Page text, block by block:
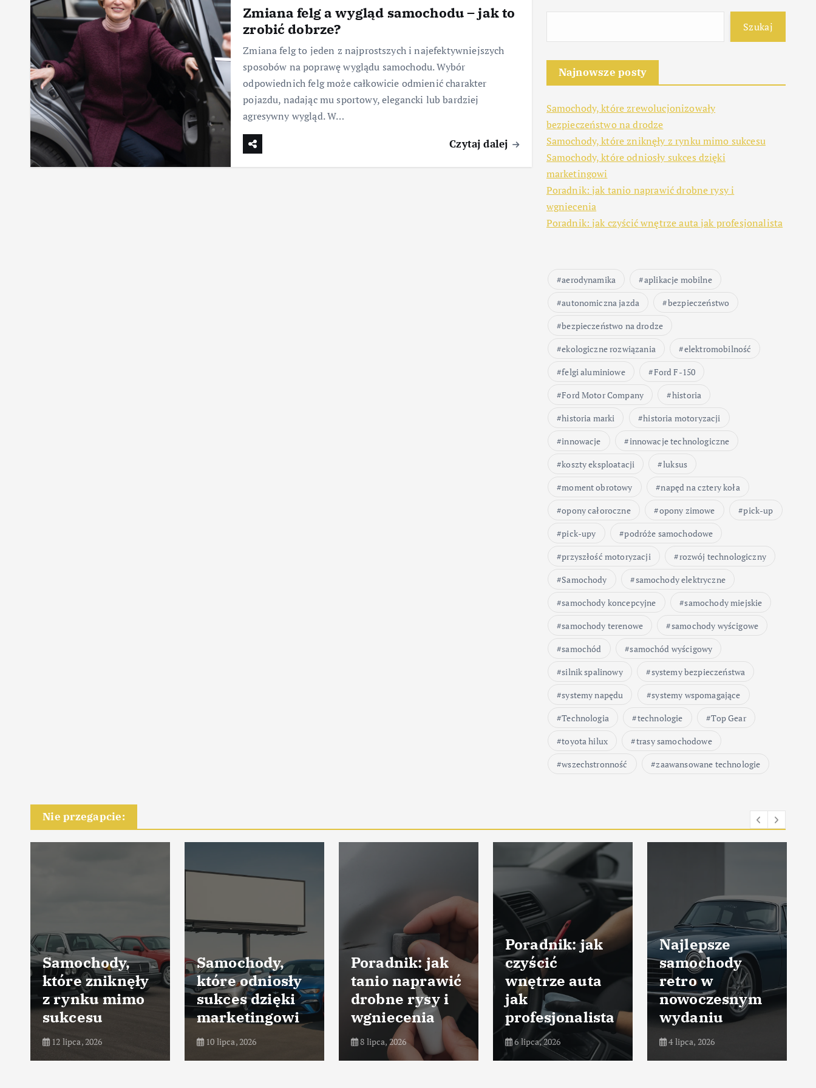
Zmiana felg a wygląd samochodu – jak to
zrobić dobrze?
Zmiana felg to jeden z najprostszych i najefektywniejszych
sposobów na poprawę wyglądu samochodu. Wybór
odpowiednich felg może całkowicie odmienić charakter
pojazdu, nadając mu sportowy, elegancki lub bardziej
agresywny wygląd. W…
Czytaj dalej
Szukaj
Najnowsze posty
Samochody, które zrewolucjonizowały
bezpieczeństwo na drodze
Samochody, które zniknęły z rynku mimo sukcesu
Samochody, które odniosły sukces dzięki
marketingowi
Poradnik: jak tanio naprawić drobne rysy i
wgniecenia
Poradnik: jak czyścić wnętrze auta jak profesjonalista
aerodynamika
aplikacje mobilne
autonomiczna jazda
bezpieczeństwo
bezpieczeństwo na drodze
ekologiczne rozwiązania
elektromobilność
felgi aluminiowe
Ford F-150
Ford Motor Company
historia
historia marki
historia motoryzacji
innowacje
innowacje technologiczne
koszty eksploatacji
luksus
moment obrotowy
napęd na cztery koła
opony całoroczne
opony zimowe
pick-up
pick-upy
podróże samochodowe
przyszłość motoryzacji
rozwój technologiczny
Samochody
samochody elektryczne
samochody koncepcyjne
samochody miejskie
samochody terenowe
samochody wyścigowe
samochód
samochód wyścigowy
silnik spalinowy
systemy bezpieczeństwa
systemy napędu
systemy wspomagające
Technologia
technologie
Top Gear
toyota hilux
trasy samochodowe
wszechstronność
zaawansowane technologie
Nie przegapcie:
Samochody,
które zniknęły
z rynku mimo
sukcesu
12 lipca, 2026
Samochody,
które odniosły
sukces dzięki
marketingowi
10 lipca, 2026
Poradnik: jak
tanio naprawić
drobne rysy i
wgniecenia
8 lipca, 2026
Poradnik: jak
czyścić
wnętrze auta
jak
profesjonalista
6 lipca, 2026
Najlepsze
samochody
retro w
nowoczesnym
wydaniu
4 lipca, 2026